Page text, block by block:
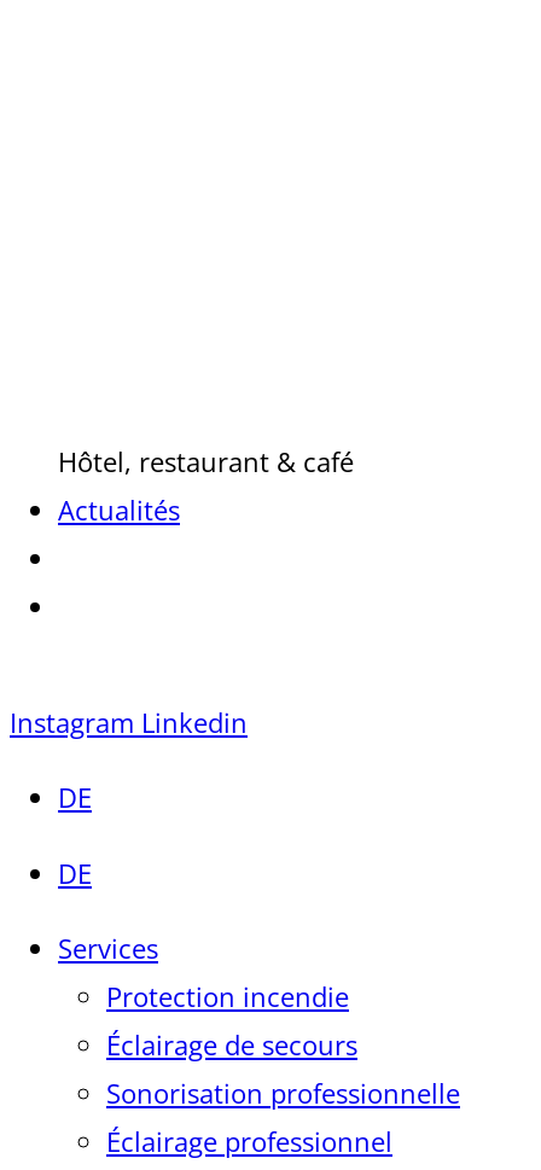
Hôtel, restaurant & café
Actualités
Instagram Linkedin
DE
DE
Services
Protection incendie
Éclairage de secours
Sonorisation professionnelle
Éclairage professionnel